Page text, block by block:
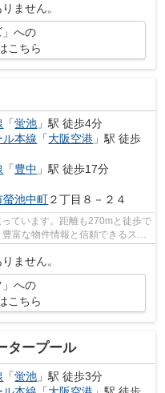
ません。
」への
こちら
「蛍池 」駅 徒歩4分
ル本線 「大阪空港 」駅 徒歩
「豊中 」駅 徒歩17分
螢池中町２丁目８－２４
ています。距離も270mと徒歩で
富な物件情報と信頼できるスタ
ません。
」への
こちら
タープール
「蛍池 」駅 徒歩3分